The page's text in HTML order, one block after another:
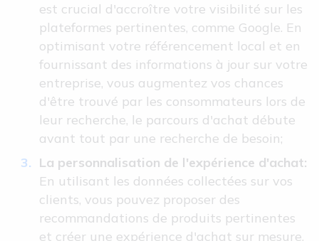
est crucial d'accroître votre visibilité sur les
plateformes pertinentes, comme Google. En
optimisant votre référencement local et en
fournissant des informations à jour sur votre
entreprise, vous augmentez vos chances
d'être trouvé par les consommateurs lors de
leur recherche, le parcours d'achat débute
avant tout par une recherche de besoin;
La personnalisation de l'expérience d'achat:
En utilisant les données collectées sur vos
clients, vous pouvez proposer des
recommandations de produits pertinentes
et créer une expérience d'achat sur mesure.